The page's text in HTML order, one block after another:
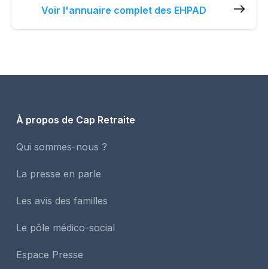
Voir l'annuaire complet des EHPAD
À propos de Cap Retraite
Qui sommes-nous ?
La presse en parle
Les avis des familles
Le pôle médico-social
Espace Presse